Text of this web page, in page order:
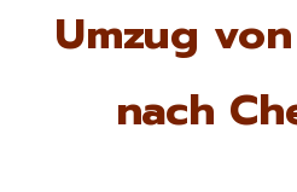
Umzug
nach